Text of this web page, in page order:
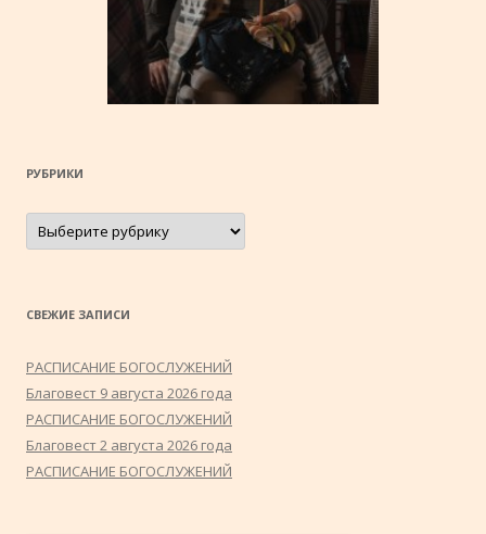
РУБРИКИ
Рубрики
СВЕЖИЕ ЗАПИСИ
РАСПИСАНИЕ БОГОСЛУЖЕНИЙ
Благовест 9 августа 2026 года
РАСПИСАНИЕ БОГОСЛУЖЕНИЙ
Благовест 2 августа 2026 года
РАСПИСАНИЕ БОГОСЛУЖЕНИЙ